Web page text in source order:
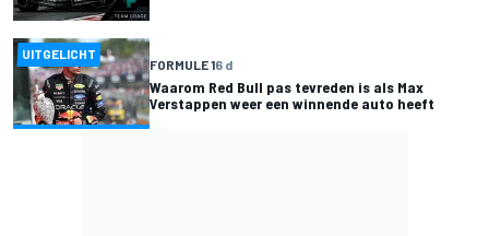
UITGELICHT
FORMULE 16 d
Waarom Red Bull pas tevreden is als Max
Verstappen weer een winnende auto heeft